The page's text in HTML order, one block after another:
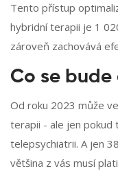
Tento přístup
hybridní terapii je 1
zároveň zachovává
Co se
Od roku 2023 může
terapii - ale jen pokud
telepsychiatrii. A jen
většina z vás musí